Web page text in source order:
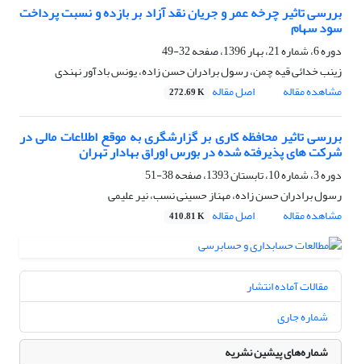
بررسی تاثیر چرخه عمر و جریان نقد آزاد بر بازده و نسبت پرداخت
سود سهام
دوره 6، شماره 21، بهار 1396، صفحه
32-49
زینب خدائی قیه چمن، رسول برادران حسن زاده، یونس بادآور نهندی
مشاهده مقاله
اصل مقاله 272.69 K
بررسی تاثیر محافظه کاری بر گزارشگری به موقع اطلاعات مالی در
شرکت های پذیرفته شده در بورس اوراق بهادار تهران
دوره 3، شماره 10، تابستان 1393، صفحه
38-51
رسول برادران حسن زاده، مهناز حسینی نسب، نیر علیمی
مشاهده مقاله
اصل مقاله 410.81 K
مقالات آماده انتشار
شماره جاری
شماره‌های پیشین نشریه